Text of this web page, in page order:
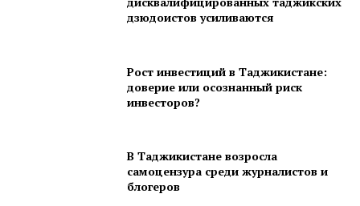
дзюдоистов усиливаются
Рост инвестиций в Таджикистане:
доверие или осознанный риск
инвесторов?
В Таджикистане возросла
самоцензура среди журналистов и
блогеров